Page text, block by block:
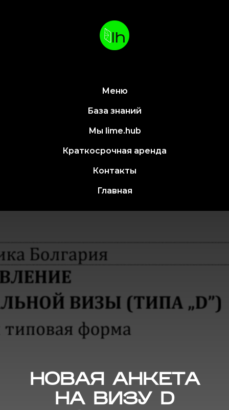
Меню
База знаний
Мы lime.hub
Краткосрочная аренда
Контакты
Главная
НОВАЯ АНКЕТА
НА ВИЗУ D